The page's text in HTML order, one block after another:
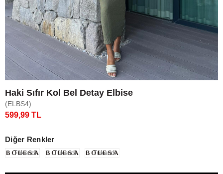
Haki Sıfır Kol Bel Detay Elbise
(ELBS4)
599,99 TL
Diğer Renkler
Tükendi Tükendi Tükendi